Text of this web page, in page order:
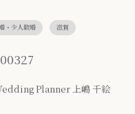
・少人数婚 滋賀
Planner 上嶋 千絵